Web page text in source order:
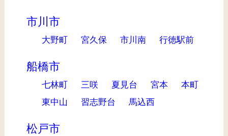
市川市
大野町 宮久保 市川南 行徳駅前
船橋市
七林町 三咲 夏見台 宮本
本町
東中山
習志野台 馬込西
松戸市